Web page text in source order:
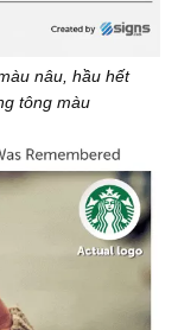
nâu, hầu hết
tông màu